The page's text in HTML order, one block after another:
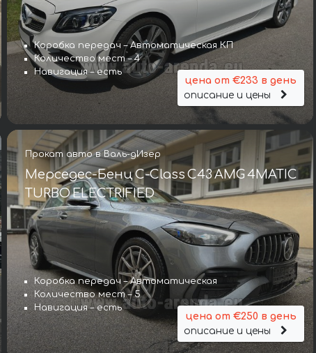
Коробка передач – Автоматическая КП
Количество мест – 4
Навигация – есть
цена от €233 в день
описание и цены
Прокат авто в Валь-дИзер
Мерседес-Бенц C-Class C43 AMG 4MATIC
TURBO ELECTRIFIED
Коробка передач – Автоматическая
Количество мест – 5
Навигация – есть
цена от €250 в день
описание и цены